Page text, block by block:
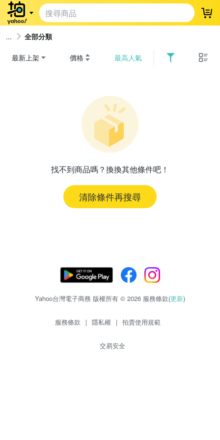
登
全部分類
最新上架 價格 最高人氣
找不到商品嗎？換換其他條件吧！
清除條件再搜尋
Yahoo台灣電子商務 版權所有 © 2026 服務條款(更新)
服務條款 | 隱私權 | 拍賣使用規範
交易安全